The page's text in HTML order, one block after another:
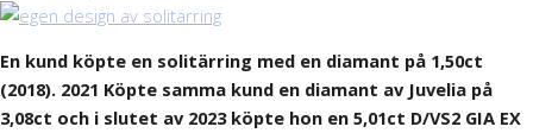
En kund köpte en solitärring med en diamant på 1,50ct
(2018). 2021 Köpte samma kund en diamant av Juvelia på
3,08ct och i slutet av 2023 köpte hon en 5,01ct D/VS2 GIA EX